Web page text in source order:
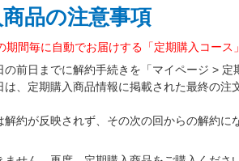
品の注意事項
期間毎に自動でお届けする「定期購入コース
前日までに解約手続きを「マイページ > 定
、定期購入商品情報に掲載された最終の注
約が反映されず、その次の回からの解約に